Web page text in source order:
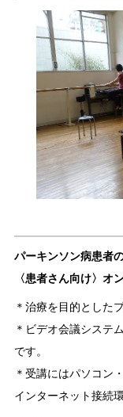
パーキンソン病患者
〈患者さん向け〉オ
＊治療を目的とした
＊ビデオ会議システ
です。
＊受講にはパソコン
インターネット接続